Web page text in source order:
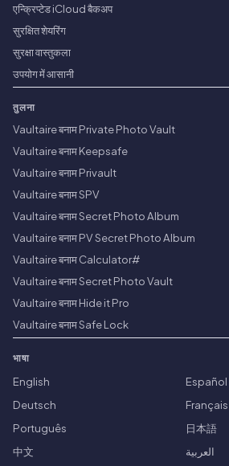
एन्क्रिप्टेड iCloud बैकअप
सुरक्षित शेयरिंग
सुरक्षा वास्तुकला
उपयोग में आसानी
तुलना
Vaultaire बनाम Private Photo Vault
Vaultaire बनाम Keepsafe
Vaultaire बनाम Privault
Vaultaire बनाम SPV
Vaultaire बनाम Secret Photo Album
Vaultaire बनाम PV Secret Photo Album
Vaultaire बनाम Calculator#
Vaultaire बनाम Secret Photo Vault
Vaultaire बनाम Hide it Pro
Vaultaire बनाम Safe Lock
भाषा
English
Español
Deutsch
Français
Português
日本語
中文
العربية